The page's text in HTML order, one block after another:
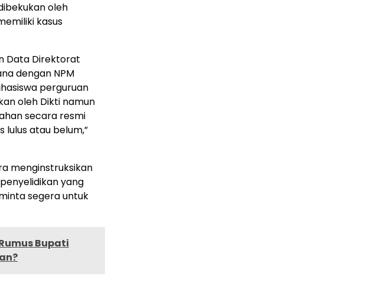
oleh
kasus
Data Direktorat
dengan NPM
perguruan
oleh Dikti namun
secara resmi
atau belum,”
menginstruksikan
yang
segera untuk
Bupati